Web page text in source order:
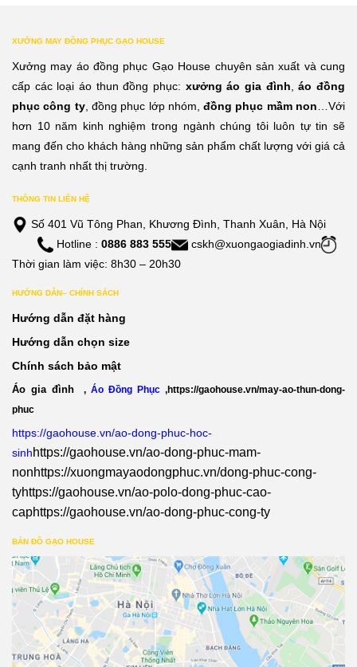
XƯỞNG MAY ĐỒNG PHỤC GẠO HOUSE
Xưởng may áo đồng phục Gạo House chuyên sản xuất và cung
cấp các loại áo thun đồng phục: xưởng áo gia đình ,áo đồng
phục công ty, đồng phục lớp nhóm,đồng phục mầm non …Với
hơn 10 năm kinh nghiệm trong ngành chúng tôi luôn tự tin sẽ
mang đến cho khách hàng những sản phẩm chất lượng với giá cả
cạnh tranh nhất thị trường.
THÔNG TIN LIÊN HỆ
Số 401 Vũ Tông Phan, Khương Đình, Thanh Xuân, Hà Nội
Hotline : 0886 883 555
cskh@xuongaogiadinh.vn
Thời gian làm việc: 8h30 – 20h30
HƯỚNG DẪN– CHÍNH SÁCH
Hướng dẫn đặt hàng
Hướng dẫn chọn size
Chính sách bảo mật
Áo gia đình , Áo Đồng Phục ,https://gaohouse.vn/may-ao-thun-dong-
phuc
https://gaohouse.vn/ao-dong-phuc-hoc-
sinhhttps://gaohouse.vn/ao-dong-phuc-mam-
nonhttps://xuongmayaodongphuc.vn/dong-phuc-cong-
tyhttps://gaohouse.vn/ao-polo-dong-phuc-cao-
caphttps://gaohouse.vn/ao-dong-phuc-cong-ty
BẢN ĐỒ GẠO HOUSE